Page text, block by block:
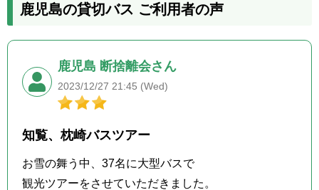
鹿児島の貸切バス ご利用者の声
鹿児島 断捨離会さん
2023/12/27 21:45 (Wed)
知覧、枕崎バスツアー
お雪の舞う中、37名に大型バスで
観光ツアーをさせていただきました。